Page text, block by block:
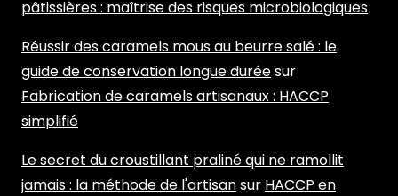
pâtissières : maîtrise des risques microbiologiques
Réussir des caramels mous au beurre salé : le
guide de conservation longue duréesur
Fabrication de caramels artisanaux : HACCP
simplifié
Le secret du croustillant praliné qui ne ramollit
jamais : la méthode de l'artisansur HACCP en